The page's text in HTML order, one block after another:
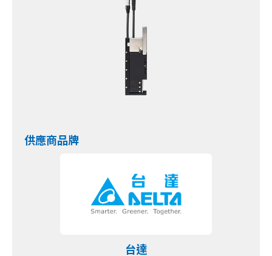
供應商品牌
台達